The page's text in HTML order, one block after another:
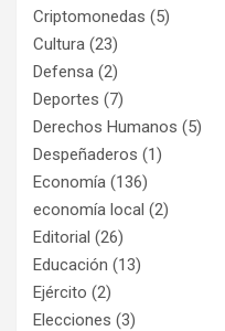
Criptomonedas (5)
Cultura (23)
Defensa (2)
Deportes (7)
Derechos Humanos (5)
Despeñaderos (1)
Economía (136)
economía local (2)
Editorial (26)
Educación (13)
Ejército (2)
Elecciones (3)